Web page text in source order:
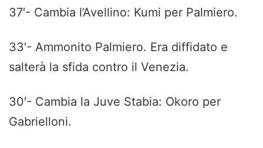
37′- Cambia l’Avellino: Kumi per Palmiero.
33′- Ammonito Palmiero. Era diffidato e
salterà la sfida contro il Venezia.
30′- Cambia la Juve Stabia: Okoro per
Gabrielloni.